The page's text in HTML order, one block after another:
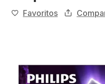
Favoritos